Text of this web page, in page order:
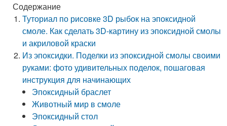
Содержание
Туториал по рисовке 3D рыбок на эпоксидной
смоле. Как сделать 3D-картину из эпоксидной смолы
и акриловой краски
Из эпоксидки. Поделки из эпоксидной смолы своими
руками: фото удивительных поделок, пошаговая
инструкция для начинающих
Эпоксидный браслет
Животный мир в смоле
Эпоксидный стол